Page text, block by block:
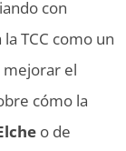
con
TCC como un
el
cómo la
o de